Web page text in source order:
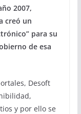
2007,
creó un
para su
de esa
Desoft
y por ello se